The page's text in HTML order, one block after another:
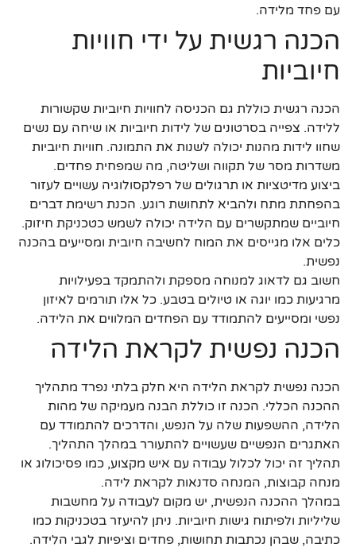
עם פחד מלידה.
הכנה רגשית על ידי חוויות
חיוביות
הכנה רגשית כוללת גם הכניסה לחוויות חיוביות שקשורות
ללידה. צפייה בסרטונים של לידות חיוביות או שיחה עם נשים
שחוו לידות מהנות יכולה לשנות את התמונה. חוויות חיוביות
משדרות מסר של תקווה ושליטה, מה שמפחית פחדים.
ביצוע מדיטציות או תרגולים של רפלקסולוגיה עשויים לעזור
בהפחתת מתח ולהביא לתחושת רוגע. הכנת רשימת דברים
חיוביים שמתקשרים עם הלידה יכולה לשמש כטכניקת חיזוק.
כלים אלו מגייסים את המוח לחשיבה חיובית ומסייעים בהכנה
נפשית.
חשוב גם לדאוג למנוחה מספקת ולהתמקד בפעילויות
מרגיעות כמו יוגה או טיולים בטבע. כל אלו תורמים לאיזון
נפשי ומסייעים להתמודד עם הפחדים המלווים את הלידה.
הכנה נפשית לקראת הלידה
הכנה נפשית לקראת הלידה היא חלק בלתי נפרד מתהליך
ההכנה הכללי. הכנה זו כוללת הבנה מעמיקה של מהות
הלידה, ההשפעות שלה על הנפש, והדרכים להתמודד עם
האתגרים הנפשיים שעשויים להתעורר במהלך התהליך.
תהליך זה יכול לכלול עבודה עם איש מקצוע, כמו פסיכולוג או
מנחה קבוצות, המנחה סדנאות לקראת לידה.
במהלך ההכנה הנפשית, יש מקום לעבודה על מחשבות
שליליות ולפיתוח גישות חיוביות. ניתן להיעזר בטכניקות כמו
כתיבה, שבהן נכתבות תחושות, פחדים וציפיות לגבי הלידה.